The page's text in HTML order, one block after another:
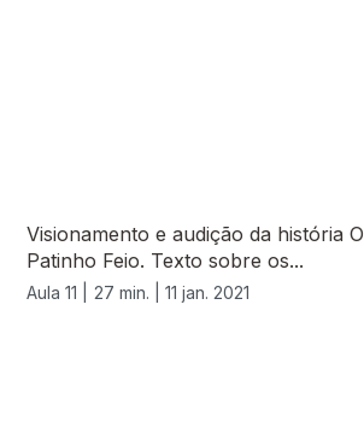
Visionamento e audição da história O
Patinho Feio. Texto sobre os...
Aula 11 | 27 min. | 11 jan. 2021